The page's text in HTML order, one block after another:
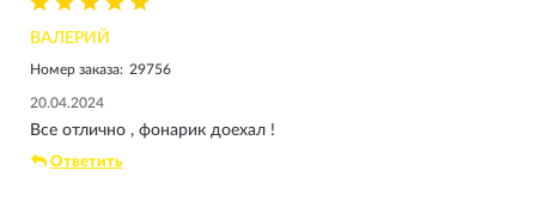
ВАЛЕРИЙ
Номер заказа: 29756
20.04.2024
Все отлично , фонарик доехал !
Ответить